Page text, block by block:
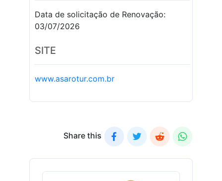
Data de solicitação de Renovação:
03/07/2026
SITE
www.asarotur.com.br
Share this